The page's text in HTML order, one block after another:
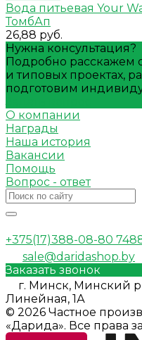
Вода питьевая Your
ТомбАп
26,88 руб.
Нужна консультация?
Подробно расскажем
и типовых проектах,
подготовим
О компании
Награды
Наша история
Вакансии
Помощь
Вопрос - ответ
+375(17)388-08-80
sale@daridashop.by
Заказать звонок
г. Минск, Минский
Линейная, 1А
© 2026 Частное
«Дарида». Все права